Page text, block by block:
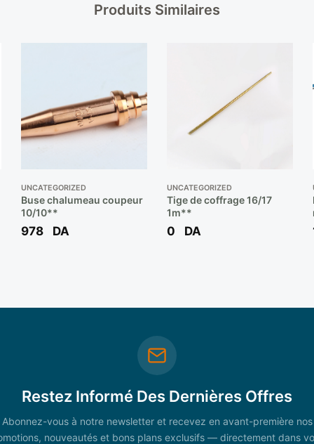
Produits Similaires
UNCATEGORIZED
Buse chalumeau coupeur
10/10**
978 DA
UNCATEGORIZED
Tige de coffrage 16/17
1m**
0 DA
Restez Informé Des Dernières Offres
Abonnez-vous à notre newsletter et recevez en avant-première nos
nouveautés et bons plans exclusifs — directement dans